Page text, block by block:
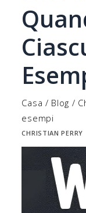
Casa / Blog /
esempi
CHRISTIAN PERRY